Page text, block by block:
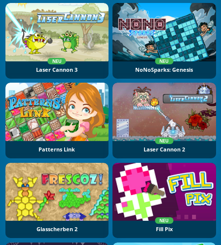
NEU
Laser Cannon 3
NEU
NoNoSparks: Genesis
Patterns Link
NEU
Laser Cannon 2
Glasscherben 2
NEU
Fill Pix